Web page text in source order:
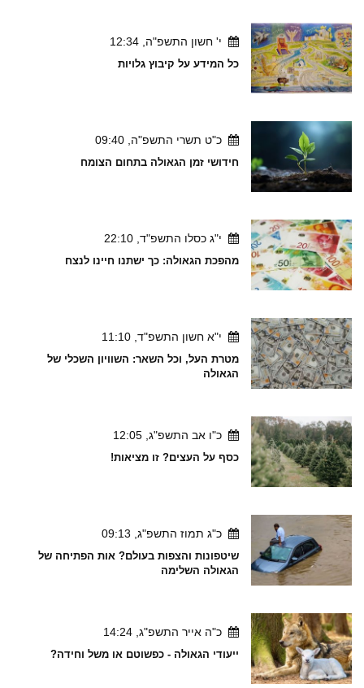
י' חשון התשפ"ה, 12:34
כל המידע על קיבוץ גלויות
כ"ט תשרי התשפ"ה, 09:40
חידושי זמן הגאולה בתחום הצומח
י"ג כסלו התשפ"ד, 22:10
מהפכת הגאולה: כך ישתנו חיינו לנצח
י"א חשון התשפ"ד, 11:10
מטרת העל, וכל השאר: השוויון השכלי של
הגאולה
כ"ו אב התשפ"ג, 12:05
כסף על העצים? זו מציאות!
כ"ג תמוז התשפ"ג, 09:13
שיטפונות והצפות בעולם? אות הפתיחה של
הגאולה השלימה
כ"ה אייר התשפ"ג, 14:24
ייעודי הגאולה - כפשוטם או משל וחידה?